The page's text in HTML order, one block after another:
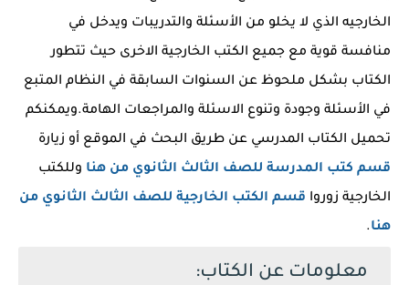
الخارجيه الذي لا يخلو من الأسئلة والتدريبات ويدخل في
منافسة قوية مع جميع الكتب الخارجية الاخرى حيث تتطور
الكتاب بشكل ملحوظ عن السنوات السابقة في النظام المتبع
في الأسئلة وجودة وتنوع الاسئلة والمراجعات الهامة.ويمكنكم
تحميل الكتاب المدرسي عن طريق البحث في الموقع أو زيارة
قسم كتب المدرسة للصف الثالث الثانوي من هنا وللكتب
الخارجية زوروا قسم الكتب الخارجية للصف الثالث الثانوي من
هنا.
معلومات عن الكتاب: